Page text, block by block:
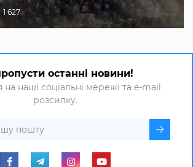
1 627
останні новини!
на наші соціальні мережі та e-mail
розсилку.